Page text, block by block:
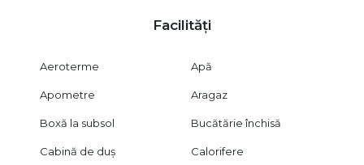
Facilități
Aeroterme Apă
Apometre Aragaz
Boxă la subsol Bucătărie închisă
Cabină de duș Calorifere